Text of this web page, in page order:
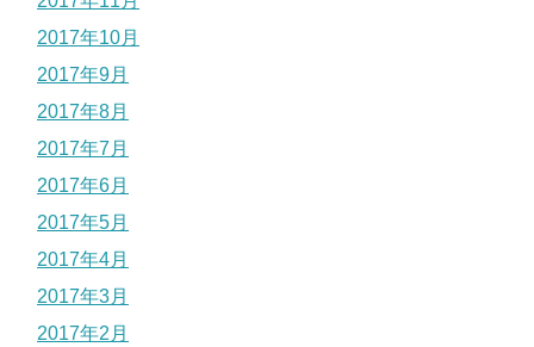
2017年10月
2017年9月
2017年8月
2017年7月
2017年6月
2017年5月
2017年4月
2017年3月
2017年2月